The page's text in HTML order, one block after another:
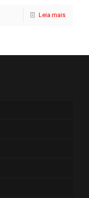
Leia mais